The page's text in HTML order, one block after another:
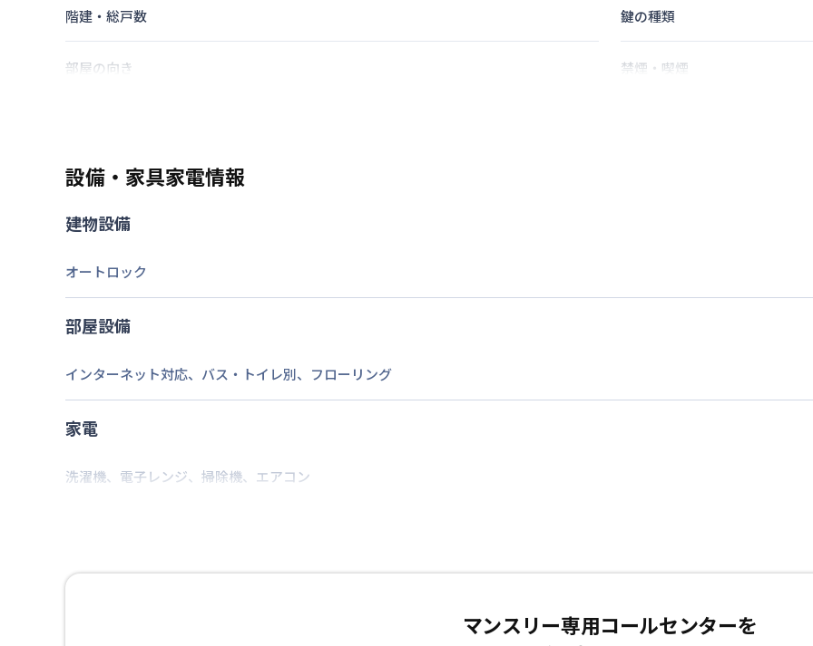
階建・総戸数 鍵の種類
部屋の向き 禁煙・喫煙
駐車場 あり(空き要確認)
設備・家具家電情報
建物設備
オートロック
部屋設備
インターネット対応、 バス・トイレ別、 フローリング
家電
洗濯機、 電子レンジ、 掃除機、 エアコン
マンスリー専用コールセンターを